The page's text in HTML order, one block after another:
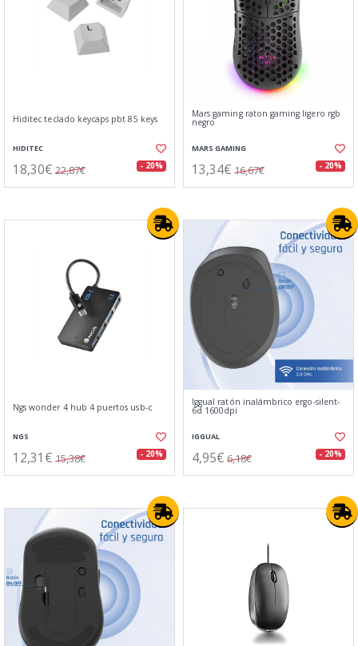
Hiditec teclado keycaps pbt 85 keys
HIDITEC
18,30€ 22,87€ - 20%
Mars gaming raton gaming ligero rgb
negro
MARS GAMING
13,34€ 16,67€ - 20%
Ngs wonder 4 hub 4 puertos usb-c
NGS
12,31€ 15,38€ - 20%
Iggual ratón inalámbrico ergo-silent-
6d 1600dpi
IGGUAL
4,95€ 6,18€ - 20%